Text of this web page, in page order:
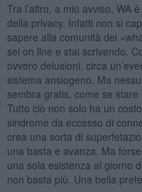
Tra l’altro, a mio avviso, WA
della privacy. Infatti non si
sapere alla comunità dei
sei on line e stai scrivendo.
ovvero delusioni, circa
sistema ansiogeno. Ma
sembra gratis, come se
Tutto ciò non solo ha un
sindrome da eccesso di
crea una sorta di
una basta e avanza. Ma
una sola esistenza al giorno
non basta più. Una bella